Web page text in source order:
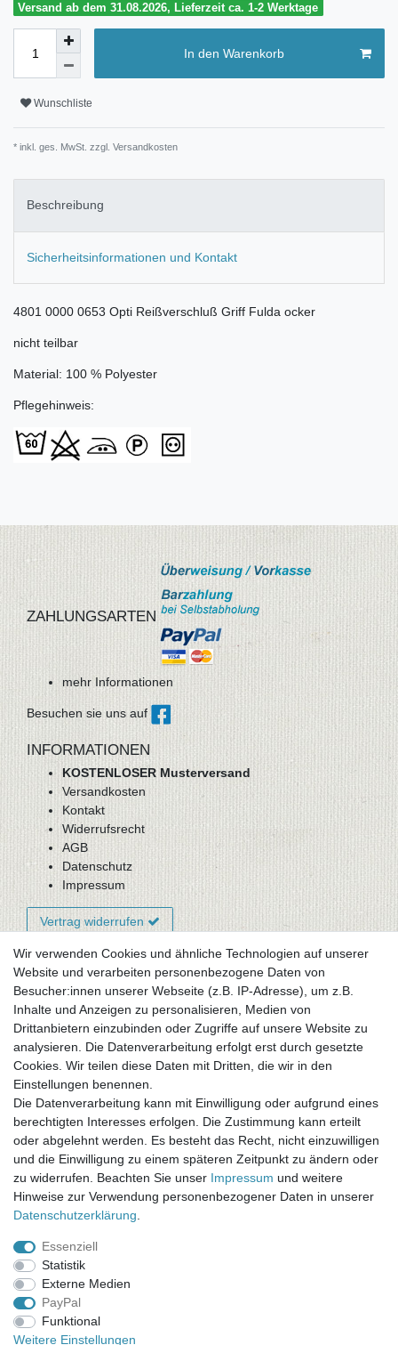
Versand ab dem 31.08.2026, Lieferzeit ca. 1-2 Werktage
In den Warenkorb
Wunschliste
* inkl. ges. MwSt. zzgl. Versandkosten
Beschreibung
Sicherheitsinformationen und Kontakt
4801 0000 0653 Opti Reißverschluß Griff Fulda ocker
nicht teilbar
Material: 100 % Polyester
Pflegehinweis:
ZAHLUNGSARTEN
mehr Informationen
Besuchen sie uns auf
INFORMATIONEN
KOSTENLOSER Musterversand
Versandkosten
Kontakt
Widerrufsrecht
AGB
Datenschutz
Impressum
Vertrag widerrufen
Newsletter-Anmeldung
FAQ / Fragen
Mein Warenkorb
Mein Merkzettel
Mein Konto
UNSER LADENGESCHÄFT
Gottlieb-Daimler-Str. 10
33334 Gütersloh
ÖFFNUNGSZEITEN
Montag - Dienstag: 8.00 - 18.00 Uhr, Mittwoch Ruhetag,
Donnerstag: 8.00 - 18.00 Uhr, Freitag 8.00 - 14.00 Uhr
KUNDENSERVICE
Telefon: (05241) 403 22 38
E-Mail: info@stoffamstueck.de
Wir verwenden Cookies und ähnliche Technologien auf unserer
Website und verarbeiten personenbezogene Daten von
Besucher:innen unserer Webseite (z.B. IP-Adresse), um z.B.
Inhalte und Anzeigen zu personalisieren, Medien von
Drittanbietern einzubinden oder Zugriffe auf unsere Website zu
analysieren. Die Datenverarbeitung erfolgt erst durch gesetzte
Cookies. Wir teilen diese Daten mit Dritten, die wir in den
Einstellungen benennen.
Die Datenverarbeitung kann mit Einwilligung oder aufgrund eines
berechtigten Interesses erfolgen. Die Zustimmung kann erteilt
oder abgelehnt werden. Es besteht das Recht, nicht einzuwilligen
und die Einwilligung zu einem späteren Zeitpunkt zu ändern oder
zu widerrufen. Beachten Sie unser Impressum und weitere
Hinweise zur Verwendung personenbezogener Daten in unserer
Daten­schutz­erklärung
Essenziell
Statistik
Externe Medien
PayPal
Funktional
Weitere Einstellungen